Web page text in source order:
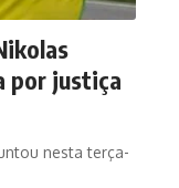
por justiça
nesta terça-